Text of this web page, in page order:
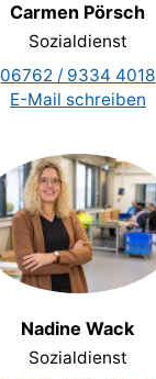
Carmen Pörsch
Sozialdienst
06762 / 9334 4018
E-Mail schreiben
Nadine Wack
Sozialdienst